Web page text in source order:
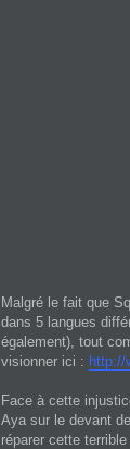
Malgré le fait que
dans 5 langues
également), tout
visionner ici : http://
Face à cette
Aya sur le devant
réparer cette